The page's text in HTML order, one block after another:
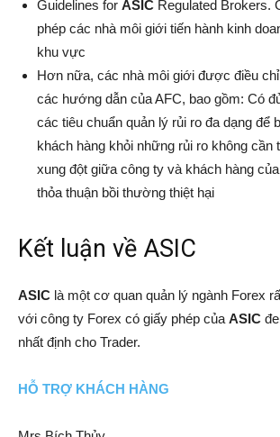
Guidelines for ASIC Regulated Brokers.
phép các nhà môi giới tiến hành kinh
khu vực
Hơn nữa, các nhà môi giới được điều
các hướng dẫn của AFC, bao gồm: Có
các tiêu chuẩn quản lý rủi ro đa dạng để
khách hàng khỏi những rủi ro không cần
xung đột giữa công ty và khách hàng
thỏa thuận bồi thường thiệt hại
Kết luận về ASIC
ASIC là một cơ quan quản lý ngành Forex
với công ty Forex có giấy phép củaASIC
nhất định cho Trader.
HỖ TRỢ KHÁCH HÀNG